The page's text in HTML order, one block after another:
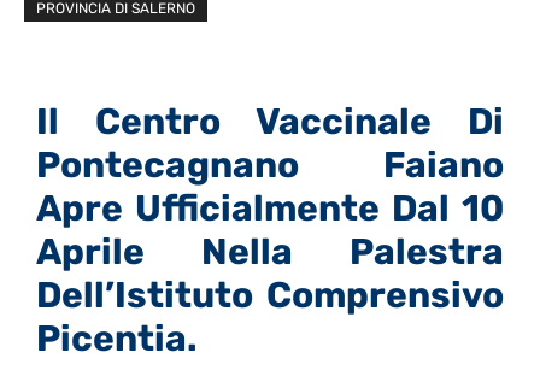
PROVINCIA DI SALERNO
Il Centro Vaccinale Di
Pontecagnano Faiano
Apre Ufficialmente Dal 10
Aprile Nella Palestra
Dell’Istituto Comprensivo
Picentia.